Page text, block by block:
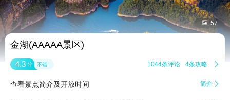
 57
金湖(AAAAA景区)
4.3 分 不错 1044条评论 4条攻略 
查看景点简介及开放时间 简介 